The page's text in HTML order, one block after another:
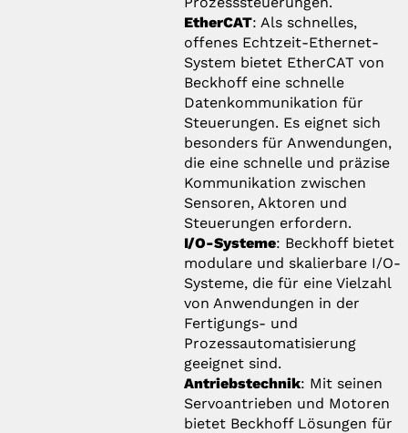
EtherCAT: Als schnelles,
offenes Echtzeit-Ethernet-
System bietet EtherCAT von
Beckhoff eine schnelle
Datenkommunikation für
Steuerungen. Es eignet sich
besonders für Anwendungen,
die eine schnelle und präzise
Kommunikation zwischen
Sensoren, Aktoren und
Steuerungen erfordern.
I/O-Systeme: Beckhoff bietet
modulare und skalierbare I/O-
Systeme, die für eine Vielzahl
von Anwendungen in der
Fertigungs- und
Prozessautomatisierung
geeignet sind.
Antriebstechnik: Mit seinen
Servoantrieben und Motoren
bietet Beckhoff Lösungen für